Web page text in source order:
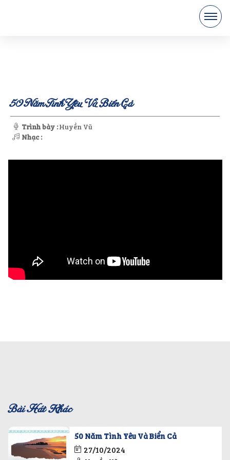
50 Năm Tình Yêu Và Biển Cả
Trình bày : Huyền Vũ
Nhạc :
Bài Hát Khác
50 Năm Tình Yêu Và Biển Cả
27/10/2024